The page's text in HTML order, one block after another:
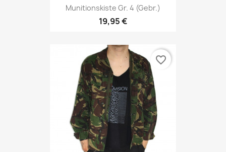
Munitionskiste Gr. 4 (gebr.)
19,95 €
favorite_border